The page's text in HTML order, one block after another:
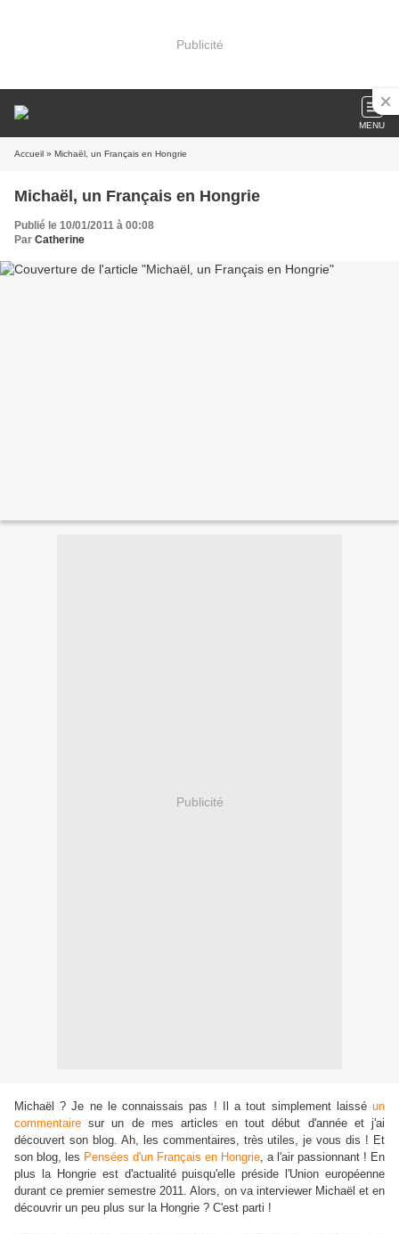
Publicité
MENU
Accueil » Michaël, un Français en Hongrie
Michaël, un Français en Hongrie
Publié le 10/01/2011 à 00:08
Par Catherine
Publicité
Michaël ? Je ne le connaissais pas ! Il a tout simplement laissé un
commentaire sur un de mes articles en tout début d'année et j'ai
découvert son blog. Ah, les commentaires, très utiles, je vous dis ! Et
son blog, les Pensées d'un Français en Hongrie, a l'air passionnant ! En
plus la Hongrie est d'actualité puisqu'elle préside l'Union européenne
durant ce premier semestre 2011. Alors, on va interviewer Michaël et en
découvrir un peu plus sur la Hongrie ? C'est parti !